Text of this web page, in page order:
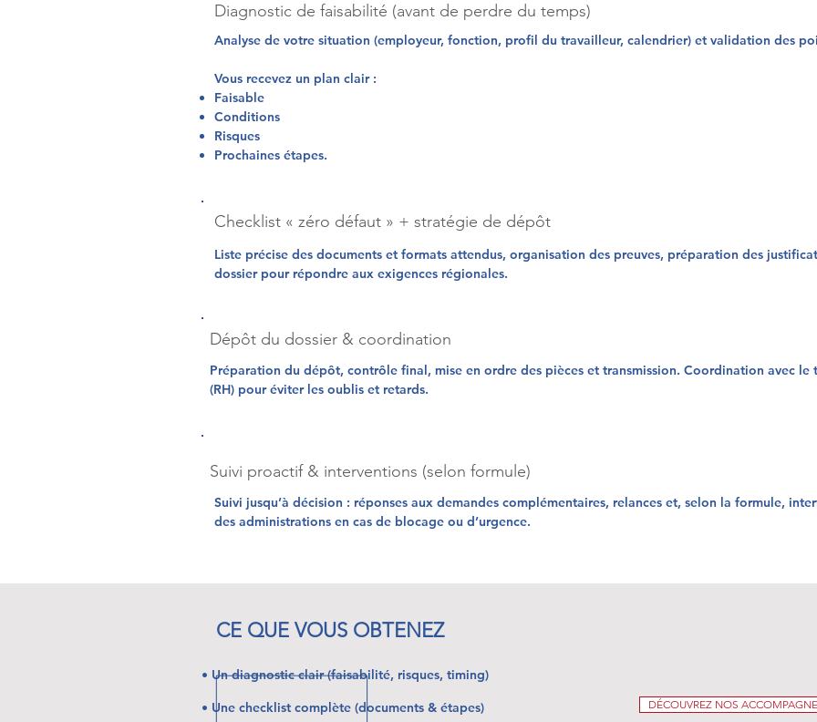
Diagnostic de faisabilité (avant de perdre du temps)
Analyse de votre situation (employeur, fonction, profil du travailleur, calendrier) et validation des
Vous recevez un plan clair :
Faisable
Conditions
Risques
Prochaines étapes.
Checklist « zéro défaut » + stratégie de dépôt
Liste précise des documents et formats attendus, organisation des preuves, préparation des
dossier pour répondre aux exigences régionales.
Dépôt du dossier & coordination
Préparation du dépôt, contrôle final, mise en ordre des pièces et transmission. Coordination avec le
(RH) pour éviter les oublis et retards.
Suivi proactif & interventions (selon formule)
Suivi jusqu’à décision : réponses aux demandes complémentaires, relances et, selon la formule,
des administrations en cas de blocage ou d’urgence.
CE QUE VOUS OBTENEZ
• Un diagnostic clair (faisabilité, risques, timing)
• Une checklist complète (documents & étapes)
DÉCOUVREZ NOS